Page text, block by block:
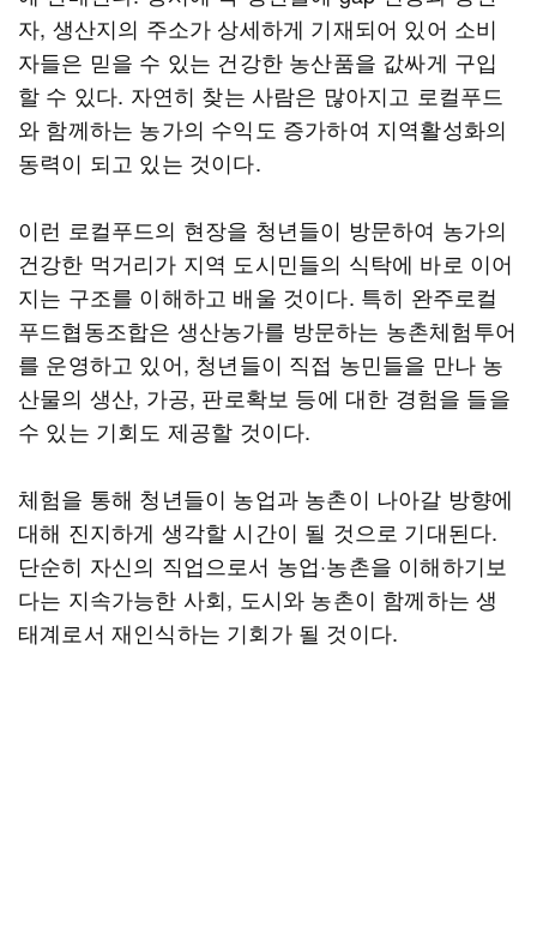
자, 생산지의 주소가 상세하게 기재되어 있어 소비
자들은 믿을 수 있는 건강한 농산품을 값싸게 구입
할 수 있다. 자연히 찾는 사람은 많아지고 로컬푸드
와 함께하는 농가의 수익도 증가하여 지역활성화의
동력이 되고 있는 것이다.
이런 로컬푸드의 현장을 청년들이 방문하여 농가의
건강한 먹거리가 지역 도시민들의 식탁에 바로 이어
지는 구조를 이해하고 배울 것이다. 특히 완주로컬
푸드협동조합은 생산농가를 방문하는 농촌체험투어
를 운영하고 있어, 청년들이 직접 농민들을 만나 농
산물의 생산, 가공, 판로확보 등에 대한 경험을 들을
수 있는 기회도 제공할 것이다.
체험을 통해 청년들이 농업과 농촌이 나아갈 방향에
대해 진지하게 생각할 시간이 될 것으로 기대된다.
단순히 자신의 직업으로서 농업·농촌을 이해하기보
다는 지속가능한 사회, 도시와 농촌이 함께하는 생
태계로서 재인식하는 기회가 될 것이다.